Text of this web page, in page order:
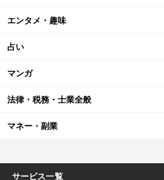
エンタメ・趣味
占い
マンガ
法律・税務・士業全般
マネー・副業